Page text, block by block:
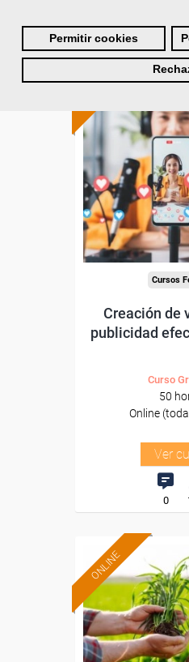
Permitir cookies
ONLINE
Para
trabajadores y
-Información,
y Artes
Cursos
Creación de
publicidad
Curso
50
Online
Ver
0
ONLINE
Para
trabajadores y